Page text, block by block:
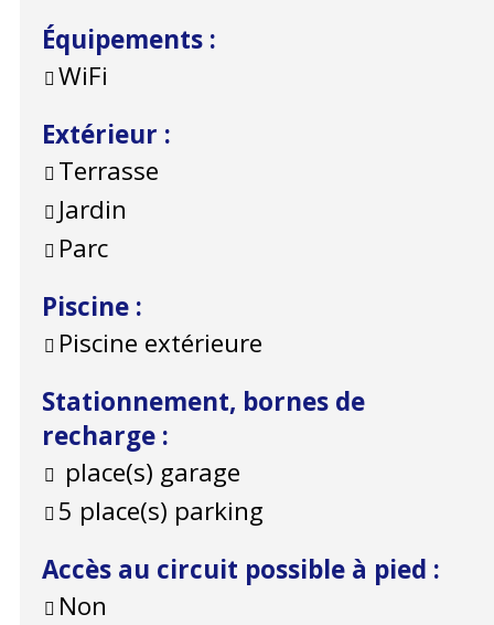
Équipements :
WiFi
Extérieur :
Terrasse
Jardin
Parc
Piscine :
Piscine extérieure
Stationnement, bornes de
recharge :
place(s) garage
5 place(s) parking
Accès au circuit possible à pied :
Non